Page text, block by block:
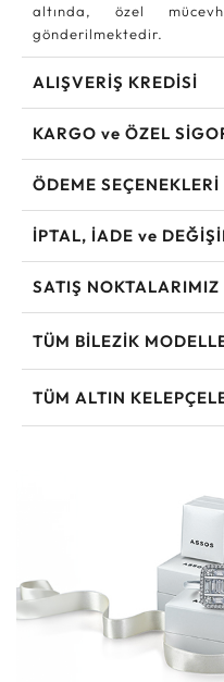
altında, özel
gönderilmektedir.
ALIŞVERİŞ KREDİSİ
KARGO ve ÖZEL
ÖDEME SEÇENEKLERİ
İPTAL, İADE ve
SATIŞ NOKTALARIMIZ
TÜM BILEZIK
TÜM ALTIN